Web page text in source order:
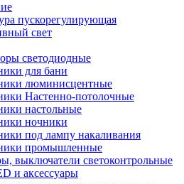
пускорегулирующая
свет
светодиодные
для бани
люминисцентные
Настенно-потолочные
настольные
ночники
под лампу накаливания
промышленные
выключатели светоконтрольные
и аксессуары